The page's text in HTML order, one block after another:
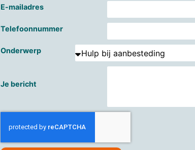
E-mailadres
Telefoonnummer
Onderwerp
Je bericht